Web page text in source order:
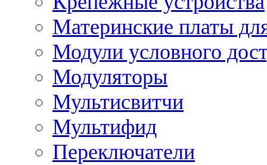
Материнские платы
Модули условного
Модуляторы
Мультисвитчи
Мультифид
Переключатели